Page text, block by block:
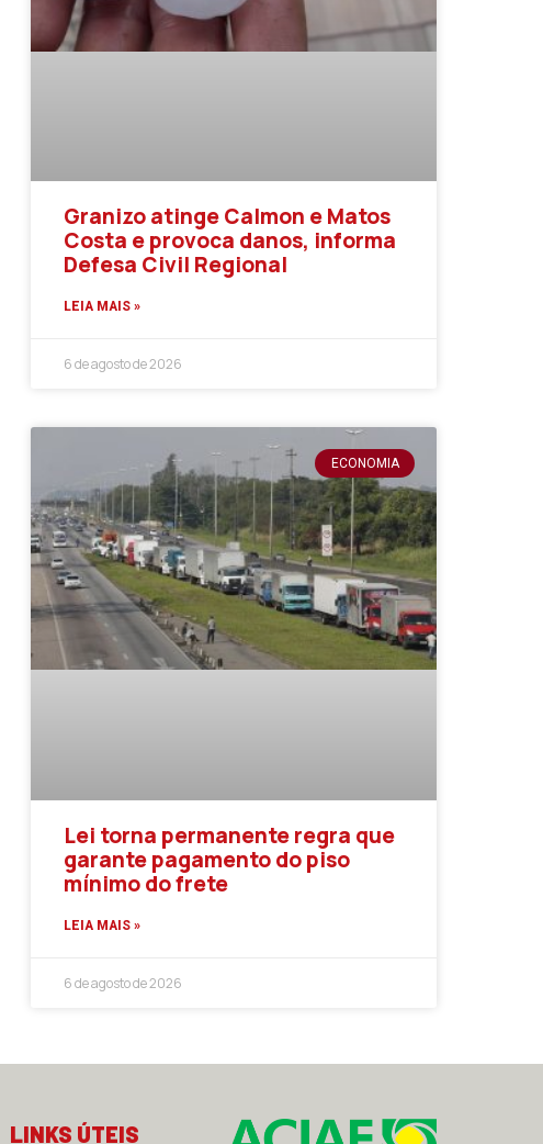
Granizo atinge Calmon e Matos
Costa e provoca danos, informa
Defesa Civil Regional
LEIA MAIS »
6 de agosto de 2026
ECONOMIA
Lei torna permanente regra que
garante pagamento do piso
mínimo do frete
LEIA MAIS »
6 de agosto de 2026
LINKS ÚTEIS